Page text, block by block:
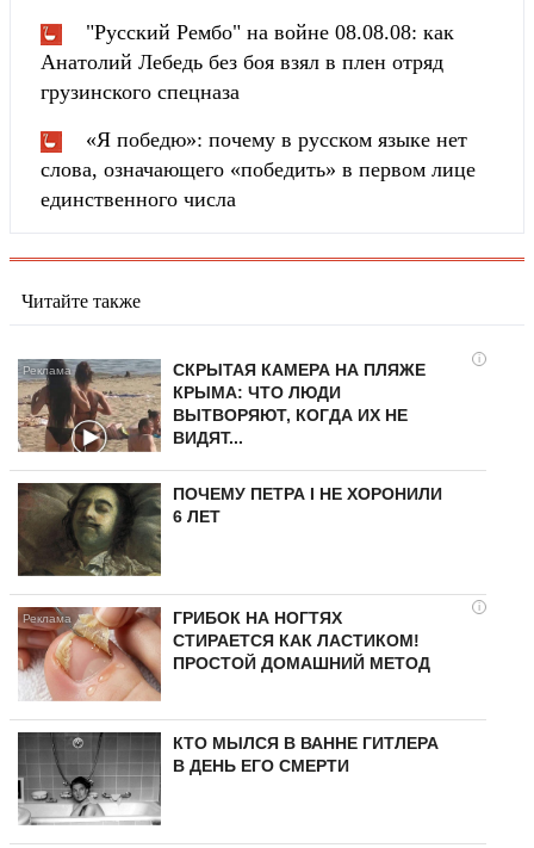
"Русский Рембо" на войне 08.08.08: как
Анатолий Лебедь без боя взял в плен отряд
грузинского спецназа
«Я победю»: почему в русском языке нет
слова, означающего «победить» в первом лице
единственного числа
Читайте также
i
СКРЫТАЯ КАМЕРА НА ПЛЯЖЕ
КРЫМА: ЧТО ЛЮДИ
ВЫТВОРЯЮТ, КОГДА ИХ НЕ
ВИДЯТ...
ПОЧЕМУ ПЕТРА I НЕ ХОРОНИЛИ
6 ЛЕТ
i
ГРИБОК НА НОГТЯХ
СТИРАЕТСЯ КАК ЛАСТИКОМ!
ПРОСТОЙ ДОМАШНИЙ МЕТОД
КТО МЫЛСЯ В ВАННЕ ГИТЛЕРА
В ДЕНЬ ЕГО СМЕРТИ